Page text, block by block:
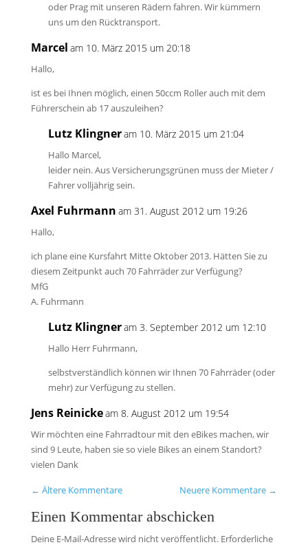
oder Prag mit unseren Rädern fahren. Wir kümmern
uns um den Rücktransport.
Marcel am 10. März 2015 um 20:18
Hallo,
ist es bei Ihnen möglich, einen 50ccm Roller auch mit dem
Führerschein ab 17 auszuleihen?
Lutz Klingneram 10. März 2015 um 21:04
Hallo Marcel,
leider nein. Aus Versicherungsgrünen muss der Mieter /
Fahrer volljährig sein.
Axel Fuhrmann am 31. August 2012 um 19:26
Hallo,
ich plane eine Kursfahrt Mitte Oktober 2013. Hätten Sie zu
diesem Zeitpunkt auch 70 Fahrräder zur Verfügung?
MfG
A. Fuhrmann
Lutz Klingneram 3. September 2012 um 12:10
Hallo Herr Fuhrmann,
selbstverständlich können wir Ihnen 70 Fahrräder (oder
mehr) zur Verfügung zu stellen.
Jens Reinickeam 8. August 2012 um 19:54
Wir möchten eine Fahrradtour mit den eBikes machen, wir
sind 9 Leute, haben sie so viele Bikes an einem Standort?
vielen Dank
← Ältere Kommentare Neuere Kommentare →
Einen Kommentar abschicken
Deine E-Mail-Adresse wird nicht veröffentlicht. Erforderliche